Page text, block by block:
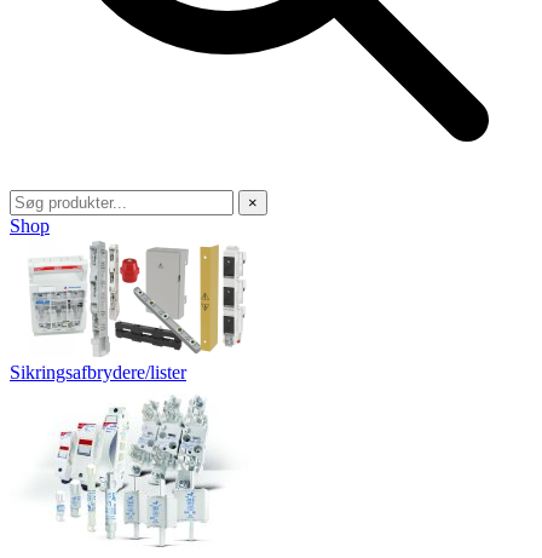
×
Shop
Sikringsafbrydere/lister